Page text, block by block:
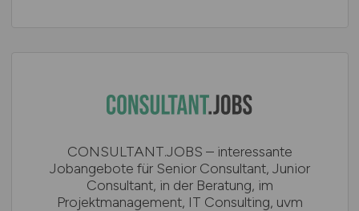
CONSULTANT.JOBS – interessante
Jobangebote für Senior Consultant, Junior
Consultant, in der Beratung, im
Projektmanagement, IT Consulting, uvm